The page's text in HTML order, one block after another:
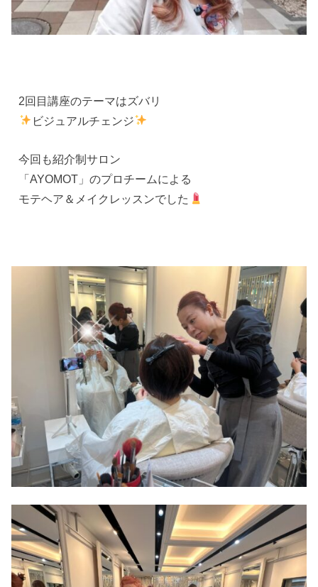
2回目講座のテーマはズバリ
ビジュアルチェンジ
今回も紹介制サロン
「AYOMOT」のプロチームによる
モテヘア＆メイクレッスンでした